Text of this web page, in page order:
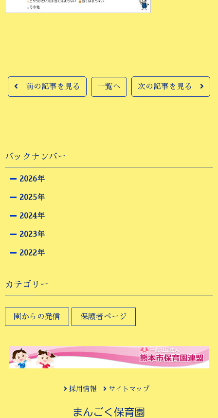
前の記事を見る 一覧へ 次の記事を見る
バックナンバー
2026年
2025年
2024年
2023年
2022年
カテゴリー
園からの発信 保護者ページ
採用情報 サイトマップ